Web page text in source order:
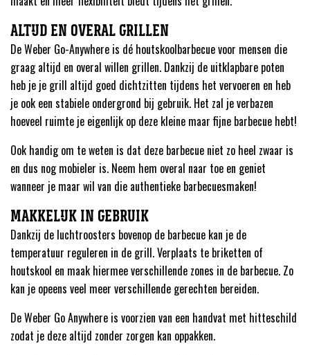
ALTIJD EN OVERAL GRILLEN
De Weber Go-Anywhere is dé houtskoolbarbecue voor mensen die
graag altijd en overal willen grillen. Dankzij de uitklapbare poten
heb je je grill altijd goed dichtzitten tijdens het vervoeren en heb
je ook een stabiele ondergrond bij gebruik. Het zal je verbazen
hoeveel ruimte je eigenlijk op deze kleine maar fijne barbecue hebt!
Ook handig om te weten is dat deze barbecue niet zo heel zwaar is
en dus nog mobieler is. Neem hem overal naar toe en geniet
wanneer je maar wil van die authentieke barbecuesmaken!
MAKKELIJK IN GEBRUIK
Dankzij de luchtroosters bovenop de barbecue kan je de
temperatuur reguleren in de grill. Verplaats te briketten of
houtskool en maak hiermee verschillende zones in de barbecue. Zo
kan je opeens veel meer verschillende gerechten bereiden.
De Weber Go Anywhere is voorzien van een handvat met hitteschild
zodat je deze altijd zonder zorgen kan oppakken.